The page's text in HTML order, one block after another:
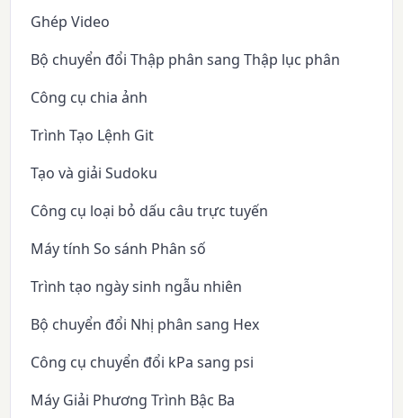
Ghép Video
Bộ chuyển đổi Thập phân sang Thập lục phân
Công cụ chia ảnh
Trình Tạo Lệnh Git
Tạo và giải Sudoku
Công cụ loại bỏ dấu câu trực tuyến
Máy tính So sánh Phân số
Trình tạo ngày sinh ngẫu nhiên
Bộ chuyển đổi Nhị phân sang Hex
Công cụ chuyển đổi kPa sang psi
Máy Giải Phương Trình Bậc Ba